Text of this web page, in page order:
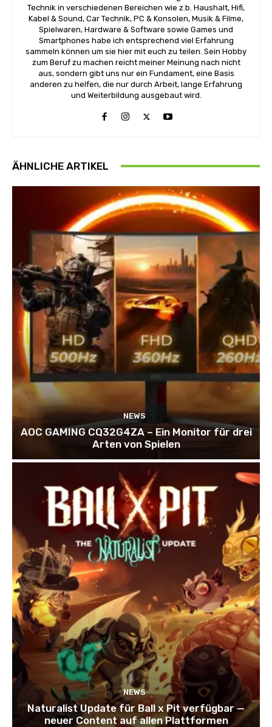
Technik in verschiedenen Bereichen wie z.b. Haushalt, Hifi,
Kabel & Sound, Car Technik, PC & Konsolen, Musik & Filme,
Spielwaren, Hardware & Software sowie Games und
Smartphones habe ich entsprechend viel Erfahrung
sammeln können um sie hier mit euch zu teilen. Sein Hobby
zum Beruf zu machen reicht meiner Meinung nach nicht
aus, sondern gibt uns nur ein Fundament, eine Basis
anderen zu helfen, die nur durch Arbeit, lange Erfahrung
und Weiterbildung ausgebaut wird.
ÄHNLICHE ARTIKEL
NEWS
AOC GAMING CQ32G4ZA – Ein Monitor für drei
Arten von Spielen
NEWS
Naturalist Update für Ball x Pit verfügbar —
neuer Content auf allen Plattformen